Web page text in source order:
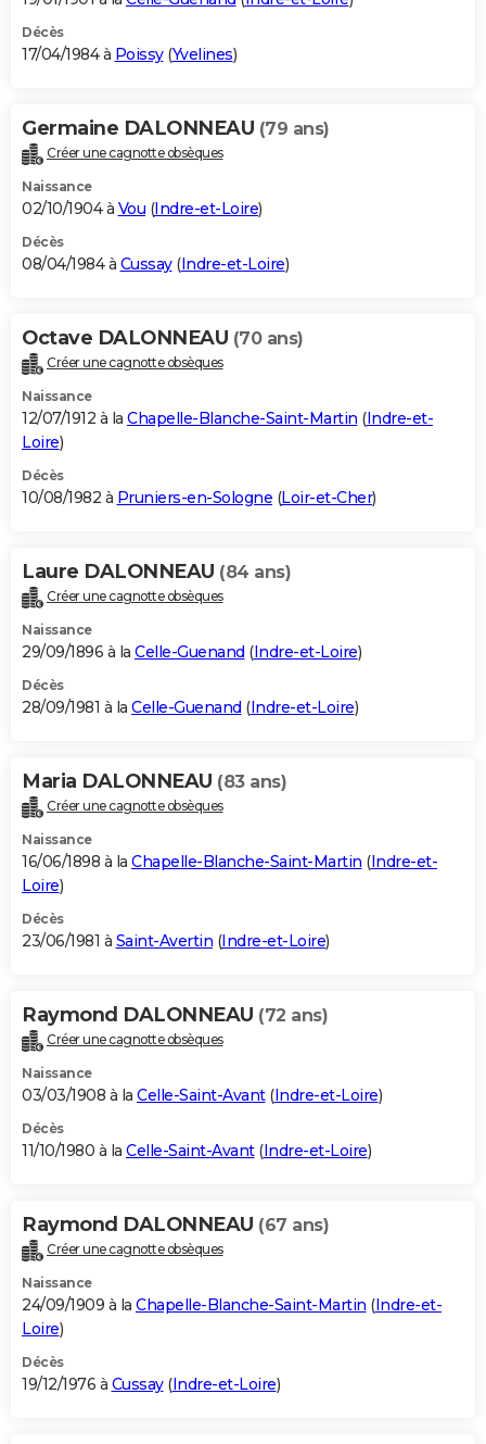
Décès
17/04/1984 à Poissy(Yvelines)
Germaine DALONNEAU (79 ans)
Créer une cagnotte obsèques
Naissance
02/10/1904 à Vou (Indre-et-Loire)
Décès
08/04/1984 à Cussay(Indre-et-Loire)
Octave DALONNEAU (70 ans)
Créer une cagnotte obsèques
Naissance
12/07/1912 à la Chapelle-Blanche-Saint-Martin (Indre-et-
Loire)
Décès
10/08/1982 à Pruniers-en-Sologne (Loir-et-Cher)
Laure DALONNEAU (84 ans)
Créer une cagnotte obsèques
Naissance
29/09/1896 à la Celle-Guenand (Indre-et-Loire)
Décès
28/09/1981 à la Celle-Guenand (Indre-et-Loire)
Maria DALONNEAU (83 ans)
Créer une cagnotte obsèques
Naissance
16/06/1898 à la Chapelle-Blanche-Saint-Martin (Indre-et-
Loire)
Décès
23/06/1981 à Saint-Avertin (Indre-et-Loire)
Raymond DALONNEAU (72 ans)
Créer une cagnotte obsèques
Naissance
03/03/1908 à la Celle-Saint-Avant(Indre-et-Loire)
Décès
11/10/1980 à la Celle-Saint-Avant(Indre-et-Loire)
Raymond DALONNEAU (67 ans)
Créer une cagnotte obsèques
Naissance
24/09/1909 à la Chapelle-Blanche-Saint-Martin (Indre-et-
Loire)
Décès
19/12/1976 à Cussay(Indre-et-Loire)